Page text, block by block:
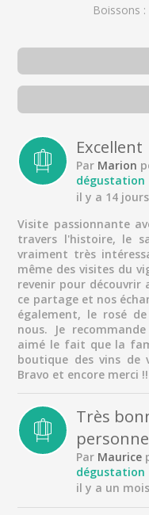
Boissons :
Visite de
Excellent
Par Marion
dégustation
il y a 14 jours
Visite passionnante
travers l'histoire, le
vraiment très
même des visites du
revenir pour découvrir
ce partage et nos
également, le rosé
nous. Je
aimé le fait que la
boutique des vins de
Bravo et encore merci !!
Très
Par Maurice
dégustation
il y a un mois